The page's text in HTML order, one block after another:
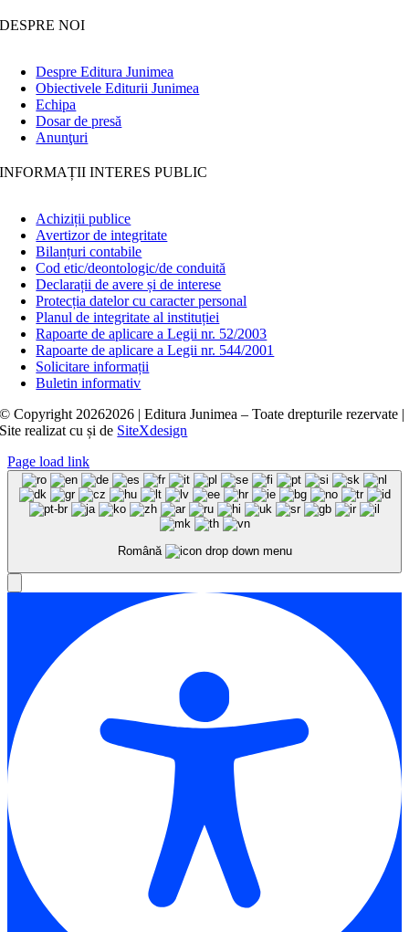
DESPRE NOI
Despre Editura Junimea
Obiectivele Editurii Junimea
Echipa
Dosar de presă
Anunţuri
INFORMAȚII INTERES PUBLIC
Achiziții publice
Avertizor de integritate
Bilanțuri contabile
Cod etic/deontologic/de conduită
Declarații de avere și de interese
Protecția datelor cu caracter personal
Planul de integritate al instituției
Rapoarte de aplicare a Legii nr. 52/2003
Rapoarte de aplicare a Legii nr. 544/2001
Solicitare informații
Buletin informativ
© Copyright20262026 | Editura Junimea – Toate drepturile rezervate |
Site realizat cușide SiteXdesign
Page load link
Română